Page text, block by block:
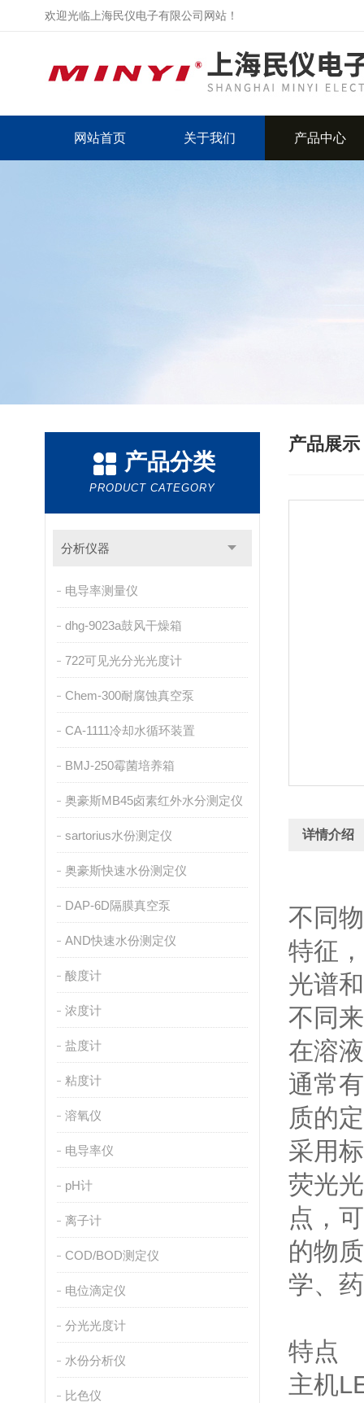
欢迎光临上海民仪电子有限公司网站！
网站首页 关于我们 产品中心
产品分类
PRODUCT CATEGORY
分析仪器
电导率测量仪
dhg-9023a鼓风干燥箱
722可见光分光光度计
Chem-300耐腐蚀真空泵
CA-1111冷却水循环装置
BMJ-250霉菌培养箱
奥豪斯MB45卤素红外水分测定仪
sartorius水份测定仪
奥豪斯快速水份测定仪
DAP-6D隔膜真空泵
AND快速水份测定仪
酸度计
浓度计
盐度计
粘度计
溶氧仪
电导率仪
pH计
离子计
COD/BOD测定仪
电位滴定仪
分光光度计
水份分析仪
比色仪
产品展示
详情介绍
不同
特征
光谱
不同
在溶
通常
质的
采用
荧光
点，
的物
学、
特点
主机